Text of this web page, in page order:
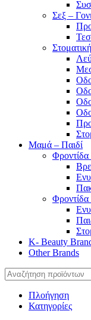
Σεξ –
Μαμά – Παιδί
Φροντίδα
K- Beauty
Other Brands
Πλοήγηση
Κατηγορίες